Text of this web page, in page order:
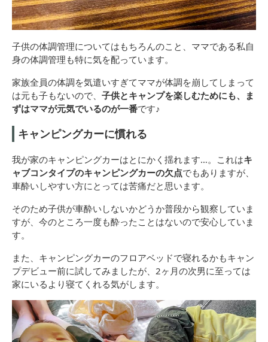
子供の体調管理についてはもちろんのこと、ママである私自
身の体調管理も特に気を配っています。
家族全員の体調を気遣いすぎてママが体調を崩してしまって
は元も子もないので、 子供とキャンプを楽しむためにも、ま
ずはママが元気でいるのが一番です♪
キャンピングカーに慣れる
我が家のキャンピングカーはとにかく揺れます…。これはキ
ャブコンタイプのキャンピングカーの欠点でもありますが、
車酔いしやすい方にとっては苦痛だと思います。
そのため子供が車酔いしないかどうか普段から観察していま
すが、今のところ一度も酔ったことはないので安心していま
す。
また、キャンピングカーのフロアベッドで寝れるかもキャン
プデビュー前に試してみましたが、2ヶ月の次男に至っては
家にいるより寝てくれる気がします。